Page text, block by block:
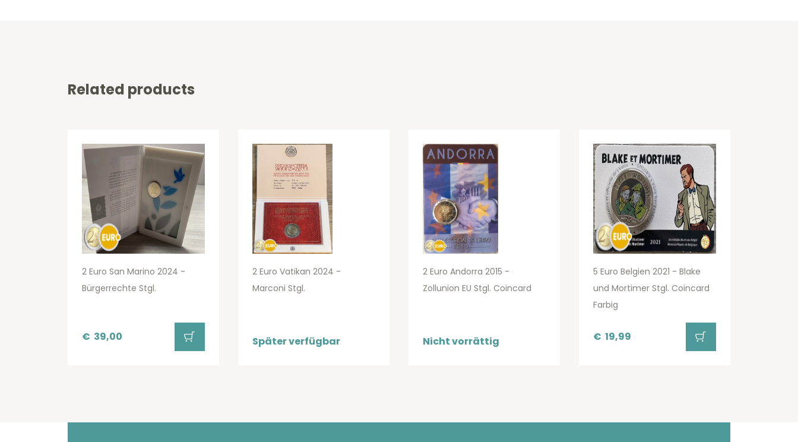
Related products
2 Euro San Marino 2024 -
Bürgerrechte Stgl.
€ 39,00
2 Euro Vatikan 2024 -
Marconi Stgl.
Später verfügbar
2 Euro Andorra 2015 -
Zollunion EU Stgl. Coincard
Nicht vorrättig
5 Euro Belgien 2021 - Blake
und Mortimer Stgl. Coincard
Farbig
€ 19,99